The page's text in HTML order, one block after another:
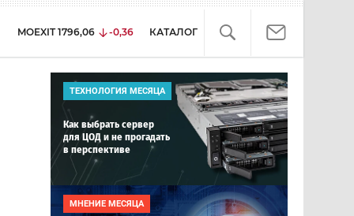
MOEXIT 1796,06 -0,36 КАТАЛОГ
ТЕХНОЛОГИЯ МЕСЯЦА
Как выбрать сервер
для ЦОД и не прогадать
в перспективе
МНЕНИЕ МЕСЯЦА